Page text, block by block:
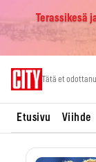
Terassikesä
Tätä et
Etusivu Viihde